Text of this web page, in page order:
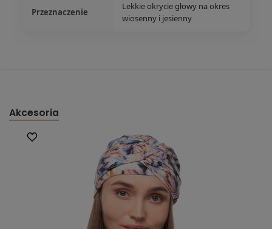
Przeznaczenie
Lekkie okrycie głowy na okres
wiosenny i jesienny
Akcesoria